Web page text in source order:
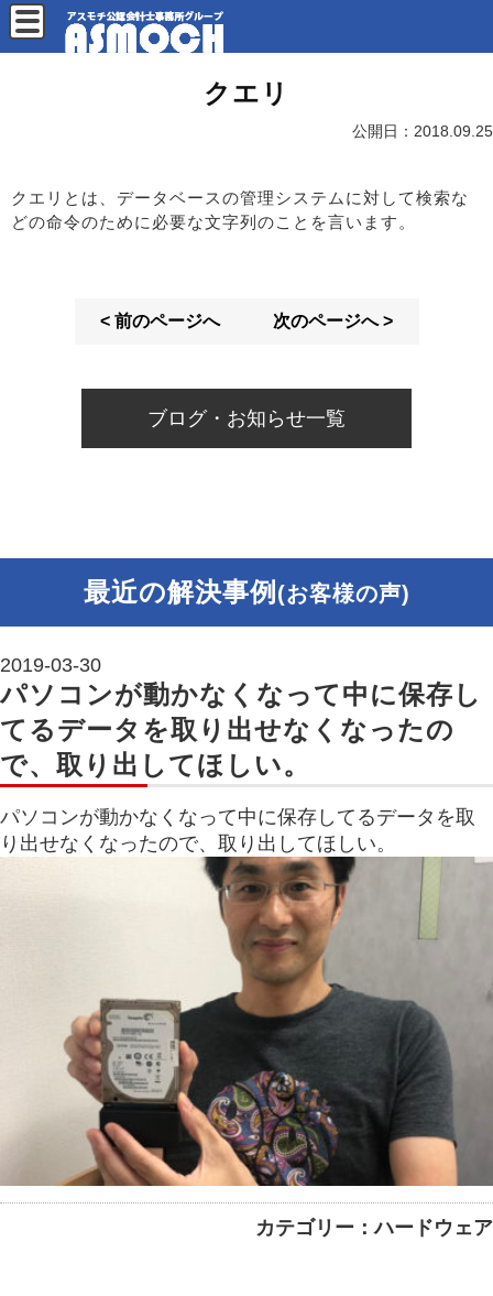
クエリ
公開日： 2018.09.25
クエリとは、データベースの管理システムに対して検索な
どの命令のために必要な文字列のことを言います。
< 前のページへ 次のページへ >
ブログ・お知らせ一覧
最近の解決事例 (お客様の声)
2019-03-30
パソコンが動かなくなって中に保存し
てるデータを取り出せなくなったの
で、取り出してほしい。
パソコンが動かなくなって中に保存してるデータを取
り出せなくなったので、取り出してほしい。
カテゴリー：ハードウェア